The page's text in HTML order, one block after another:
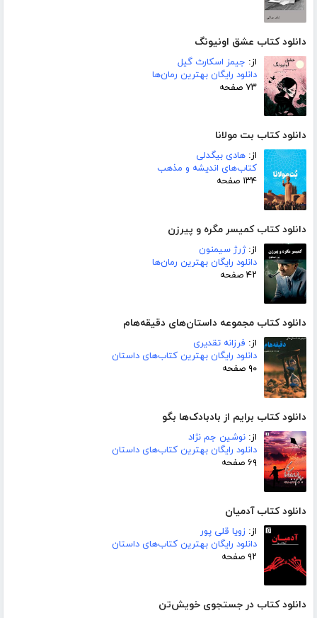
دانلود کتاب عشق اونیونگ
از: جیمز اسکارث گیل
دانلود رایگان بهترین رمان‌ها
۷۳ صفحه
دانلود کتاب بت مولانا
از: هادی بیگدلی
کتاب‌های اندیشه و مذهب
۱۳۴ صفحه
دانلود کتاب کمیسر مگره و پیرزن
از:ژرژ سیمنون
دانلود رایگان بهترین رمان‌ها
۴۲ صفحه
دانلود کتاب مجموعه داستان‌های دقیقه‌هام
از: فرزانه تقدیری
دانلود رایگان بهترین کتاب‌های داستان
۹۰ صفحه
دانلود کتاب برایم از بادبادک‌ها بگو
از: نوشین جم نژاد
دانلود رایگان بهترین کتاب‌های داستان
۶۹ صفحه
دانلود کتاب آدمیان
از: زویا قلی پور
دانلود رایگان بهترین کتاب‌های داستان
۹۲ صفحه
دانلود کتاب در جستجوی خویش‌تن